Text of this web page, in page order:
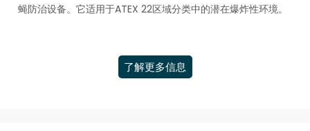
蝇防治设备。它适用于ATEX 22区域分类中的潜在爆炸性环境。
了解更多信息